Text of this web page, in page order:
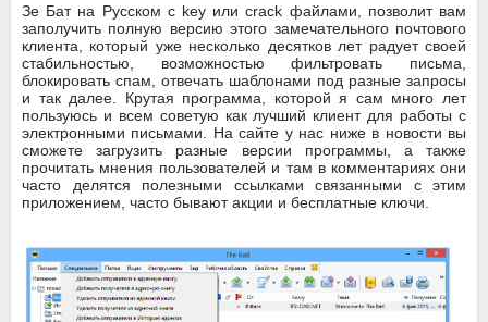
Зе Бат на Русском с key или crack файлами, позволит вам
заполучить полную версию этого замечательного почтового
клиента, который уже несколько десятков лет радует своей
стабильностью, возможностью фильтровать письма,
блокировать спам, отвечать шаблонами под разные запросы
и так далее. Крутая программа, которой я сам много лет
пользуюсь и всем советую как лучший клиент для работы с
электронными письмами. На сайте у нас ниже в новости вы
сможете загрузить разные версии программы, а также
прочитать мнения пользователей и там в комментариях они
часто делятся полезными ссылками связанными с этим
приложением, часто бывают акции и бесплатные ключи.